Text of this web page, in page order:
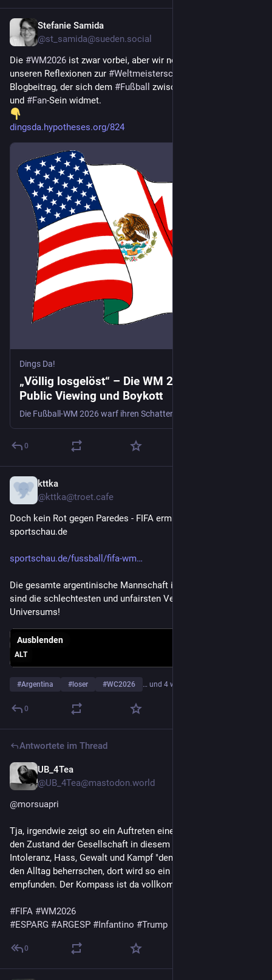
Stefanie Samida
@st_samida@sueden.social
Die #WM2026 ist zwar vorbei, aber wir noch lange nicht mit
unseren Reflexionen zur #Weltmeisterschaft
Blogbeitrag, der sich dem #Fußball zwischen
und #Fan-Sein widmet.
dingsda.hypotheses.org/824
Dings Da!
„Völlig losgelöst“ – Die WM 2026 zwischen
Public Viewing und Boykott
0
kttka
@kttka@troet.cafe
Doch kein Rot gegen Paredes - FIFA ermittelt dennoch |
sportschau.de
sportschau.de/fussball/fifa-wm
Die gesamte argentinische Mannschaft ist ein Ekelpaket und
sind die schlechtesten und unfairsten Verlierer des
Universums!
ALT
Ausblenden
#Argentina # loser #WC2026 … und 4 weitere
0
Antwortete im Thread
UB_4Tea
@UB_4Tea@mastodon.world
@morsuapri
Tja, irgendwie zeigt so ein Auftreten eines Teams auch immer
den Zustand der Gesellschaft in diesem Land. Dort wo
Intoleranz, Hass, Gewalt und Kampf "den Tag zu bestreiten"
den Alltag beherrschen, dort wird so ein Verhalten als normal
empfunden. Der Kompass ist da vollkommen verstellt.
#FIFA #WM2026
#ESPARG #ARGESP #Infantino #Trump
0